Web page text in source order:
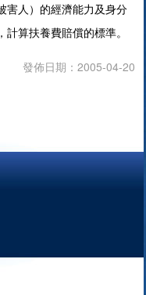
害人）的經濟能力及身分
算扶養費賠償的標準。
發佈日期：2005-04-20